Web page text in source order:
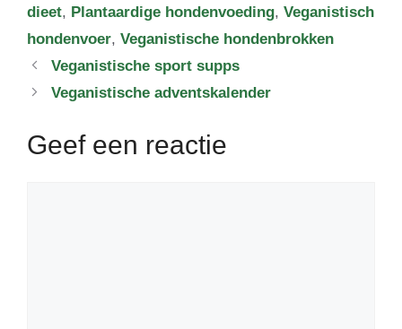
dieet, Plantaardige hondenvoeding, Veganistisch
hondenvoer, Veganistische hondenbrokken
Veganistische sport supps
Veganistische adventskalender
Geef een reactie